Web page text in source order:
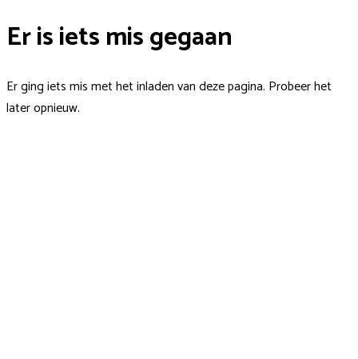
Er is iets mis gegaan
Er ging iets mis met het inladen van deze pagina. Probeer het
later opnieuw.